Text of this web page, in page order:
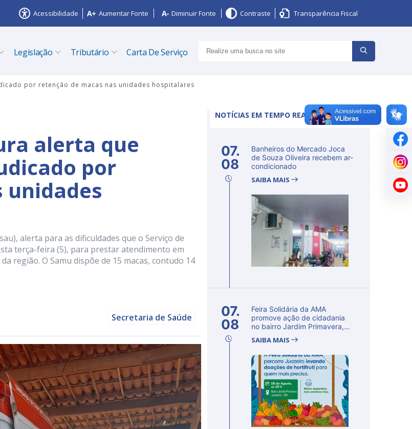
Acessibilidade Aumentar Fonte Diminuir Fonte Contraste Transparência Fiscal
Legislação Tributário Carta De Serviço
por retenção de macas nas unidades hospitalares
alerta que
por
unidades
alerta para as dificuldades que o Serviço de
terça-feira (5), para prestar atendimento em
região. O Samu dispõe de 15 macas, contudo 14
Secretaria de Saúde
NOTÍCIAS EM TEMPO REAL
07.
08
Banheiros do Mercado Joca
de Souza Oliveira recebem ar-
condicionado
SAIBA MAIS
07.
08
Feira Solidária da AMA
promove ação de cidadania
no bairro Jardim Primavera,
SAIBA MAIS